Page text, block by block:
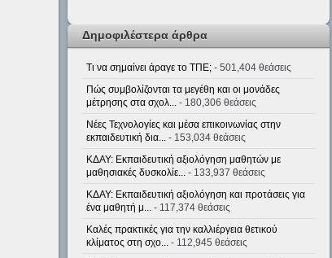
Δημοφιλέστερα άρθρα
Τι να σημαίνει άραγε το ΤΠΕ;- 501,404 θεάσεις
Πώς συμβολίζονται τα μεγέθη και οι μονάδες
μέτρησης στα σχολ...- 180,306 θεάσεις
Νέες Τεχνολογίες και μέσα επικοινωνίας στην
εκπαιδευτική δια...- 153,034 θεάσεις
ΚΔΑΥ: Εκπαιδευτική αξιολόγηση μαθητών με
μαθησιακές δυσκολίε...- 133,937 θεάσεις
ΚΔΑΥ: Εκπαιδευτική αξιολόγηση και προτάσεις για
ένα μαθητή μ...- 117,374 θεάσεις
Καλές πρακτικές για την καλλιέργεια θετικού
κλίματος στη σχο...- 112,945 θεάσεις